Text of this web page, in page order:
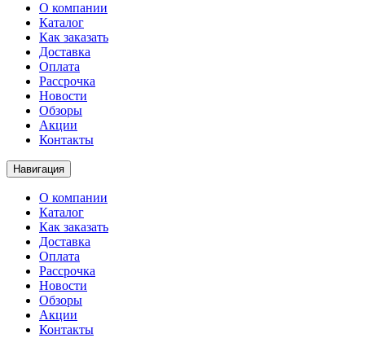
О компании
Каталог
Как заказать
Доставка
Оплата
Рассрочка
Новости
Обзоры
Акции
Контакты
Навигация
О компании
Каталог
Как заказать
Доставка
Оплата
Рассрочка
Новости
Обзоры
Акции
Контакты